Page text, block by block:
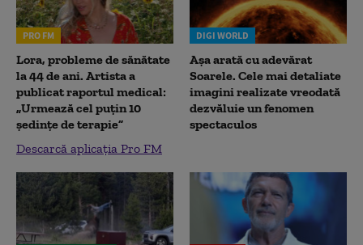
PRO FM
Lora, probleme de sănătate
la 44 de ani. Artista a
publicat raportul medical:
„Urmează cel puțin 10
ședințe de terapie”
Descarcă aplicația Pro FM
DIGI WORLD
Așa arată cu adevărat
Soarele. Cele mai detaliate
imagini realizate vreodată
dezvăluie un fenomen
spectaculos